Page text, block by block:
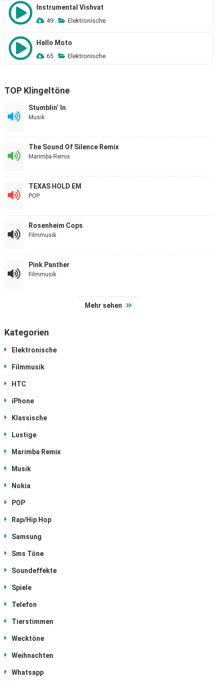
Instrumental Vishvat
49 Elektronische
Hello Moto
65 Elektronische
TOP Klingeltöne
Stumblin’ In
Musik
The Sound Of Silence Remix
Marimba Remix
TEXAS HOLD EM
POP
Rosenheim Cops
Filmmusik
Pink Panther
Filmmusik
Mehr sehen
Kategorien
Elektronische
Filmmusik
HTC
iPhone
Klassische
Lustige
Marimba Remix
Musik
Nokia
POP
Rap/Hip Hop
Samsung
Sms Töne
Soundeffekte
Spiele
Telefon
Tierstimmen
Wecktöne
Weihnachten
Whatsapp